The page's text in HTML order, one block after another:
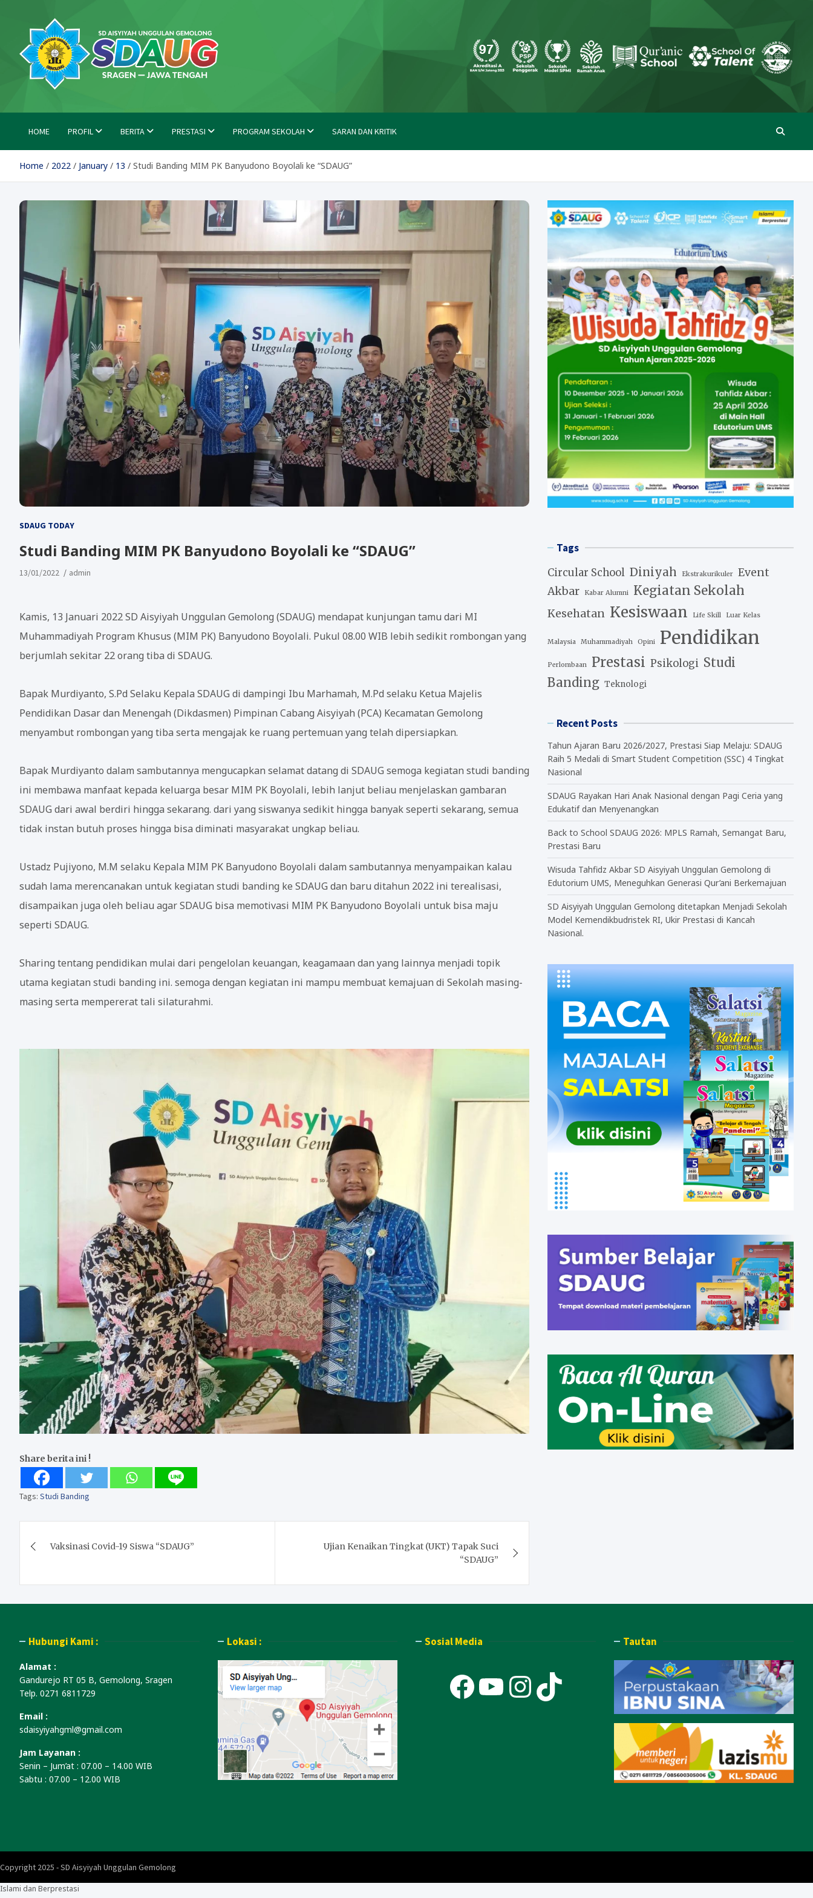
content
SD Aisyiyah Unggulan Gemolong
HOME PROFIL BERITA PRESTASI PROGRAM SEKOLAH SARAN DAN KRITIK
Home 2022 January 13 Studi Banding MIM PK Banyudono Boyolali ke “SDAUG”
SDAUG TODAY
Studi Banding MIM PK Banyudono Boyolali ke “SDAUG”
13/01/2022 admin
Kamis, 13 Januari 2022 SD Aisyiyah Unggulan Gemolong (SDAUG) mendapat kunjungan tamu dari MI
Muhammadiyah Program Khusus (MIM PK) Banyudono Boyolali. Pukul 08.00 WIB lebih sedikit rombongan yang
berjumlah sekitar 22 orang tiba di SDAUG.
Bapak Murdiyanto, S.Pd Selaku Kepala SDAUG di dampingi Ibu Marhamah, M.Pd selaku Ketua Majelis
Pendidikan Dasar dan Menengah (Dikdasmen) Pimpinan Cabang Aisyiyah (PCA) Kecamatan Gemolong
menyambut rombongan yang tiba serta mengajak ke ruang pertemuan yang telah dipersiapkan.
Bapak Murdiyanto dalam sambutannya mengucapkan selamat datang di SDAUG semoga kegiatan studi banding
ini membawa manfaat kepada keluarga besar MIM PK Boyolali, lebih lanjut beliau menjelaskan gambaran
SDAUG dari awal berdiri hingga sekarang. dari yang siswanya sedikit hingga banyak seperti sekarang, semua
tidak instan butuh proses hingga bisa diminati masyarakat ungkap beliau.
Ustadz Pujiyono, M.M selaku Kepala MIM PK Banyudono Boyolali dalam sambutannya menyampaikan kalau
sudah lama merencanakan untuk kegiatan studi banding ke SDAUG dan baru ditahun 2022 ini terealisasi,
disampaikan juga oleh beliau agar SDAUG bisa memotivasi MIM PK Banyudono Boyolali untuk bisa maju
seperti SDAUG.
Sharing tentang pendidikan mulai dari pengelolan keuangan, keagamaan dan yang lainnya menjadi topik
utama kegiatan studi banding ini. semoga dengan kegiatan ini mampu membuat kemajuan di Sekolah masing-
masing serta mempererat tali silaturahmi.
Share berita ini !
Tags: Studi Banding
navigation
Vaksinasi Covid-19 Siswa “SDAUG”
Ujian Kenaikan Tingkat (UKT) Tapak Suci
“SDAUG”
Tags
Circular School Diniyah Ekstrakurikuler
Event
Akbar
Kabar Alumni Kegiatan Sekolah
Kesehatan Kesiswaan Life Skill Luar Kelas
Malaysia Muhammadiyah Opini Pendidikan
Perlombaan Prestasi Psikologi Studi
Banding Teknologi
Recent Posts
Tahun Ajaran Baru 2026/2027, Prestasi Siap Melaju: SDAUG
Raih 5 Medali di Smart Student Competition (SSC) 4 Tingkat
Nasional
SDAUG Rayakan Hari Anak Nasional dengan Pagi Ceria yang
Edukatif dan Menyenangkan
Back to School SDAUG 2026: MPLS Ramah, Semangat Baru,
Prestasi Baru
Wisuda Tahfidz Akbar SD Aisyiyah Unggulan Gemolong di
Edutorium UMS, Meneguhkan Generasi Qur’ani Berkemajuan
SD Aisyiyah Unggulan Gemolong ditetapkan Menjadi Sekolah
Model Kemendikbudristek RI, Ukir Prestasi di Kancah
Nasional.
Hubungi Kami :
Alamat :
Gandurejo RT 05 B, Gemolong, Sragen
Telp. 0271 6811729
Email :
sdaisyiyahgml@gmail.com
Jam Layanan :
Senin – Jum’at : 07.00 – 14.00 WIB
Sabtu : 07.00 – 12.00 WIB
Lokasi : Sosial Media
Facebook
YouTube
Instagram
TikTok
Tautan
Copyright 2025 - SD Aisyiyah Unggulan Gemolong
Islami dan Berprestasi